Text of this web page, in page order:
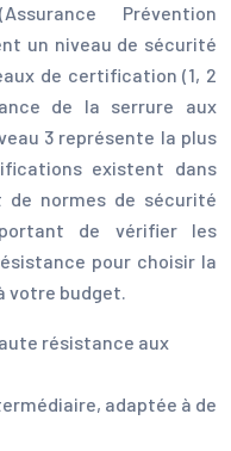
Prévention
un niveau de sécurité
de certification (1, 2
de la serrure aux
3 représente la plus
existent dans
de normes de sécurité
de vérifier les
pour choisir la
votre budget.
résistance aux
adaptée à de